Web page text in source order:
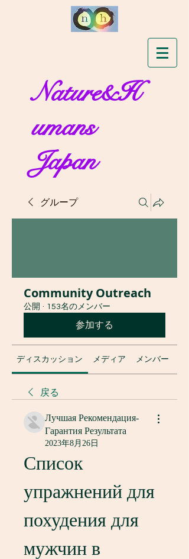
Nature&H
umans
Japan
グループ
Community Outreach
公開 · 153名のメンバー
参加する
ディスカッション メディア メンバー
戻る
Лучшая Рекомендация-
Гарантия Результата
2023年8月26日
Список
упражнений для
похудения для
мужчин в